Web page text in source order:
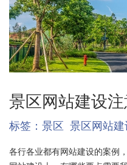
景区网站建设
标签： 景区 景区网站建
各行各业都有网站建设的案例